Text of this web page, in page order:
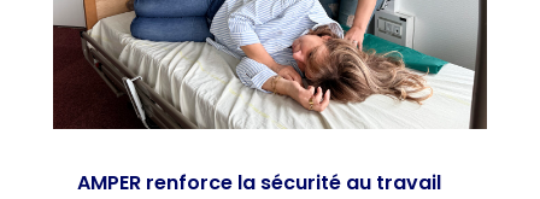
AMPER renforce la sécurité au travail